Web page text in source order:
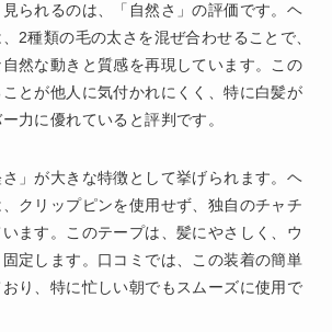
られるのは、「自然さ」の評価です。ヘ
2種類の毛の太さを混ぜ合わせることで、
然な動きと質感を再現しています。この
とが他人に気付かれにくく、特に白髪が
力に優れていると評判です。
」が大きな特徴として挙げられます。ヘ
クリップピンを使用せず、独自のチャチ
ます。このテープは、髪にやさしく、ウ
定します。口コミでは、この装着の簡単
り、特に忙しい朝でもスムーズに使用で